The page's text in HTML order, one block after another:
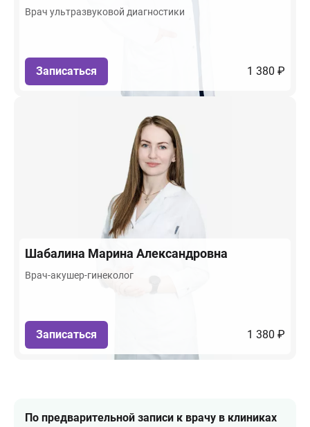
Врач ультразвуковой диагностики
Записаться 1 380 ₽
Шабалина Марина Александровна
Врач-акушер-гинеколог
Записаться 1 380 ₽
По предварительной записи к врачу в клиниках